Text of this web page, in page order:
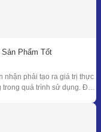
Phẩm Tốt
nhận phải tạo ra giá trị thực
quá trình sử dụng. Để
bộ từ mục tiêu nghiên